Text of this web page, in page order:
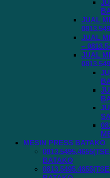
JUAL
JUAL
–
JUAL
MESIN PRESS BATAKO
BATAKO